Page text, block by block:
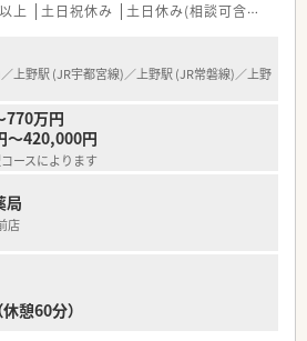
上 土日祝休み 土日休み(相談可含む)
上野駅 (JR宇都宮線)／上野駅 (JR常磐線)／上野
770万円
～420,000円
ースによります
局
店
憩60分）